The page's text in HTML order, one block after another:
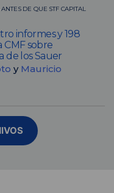
DE QUE STF CAPITAL
informes y 198
CMF sobre
de los Sauer
y Mauricio